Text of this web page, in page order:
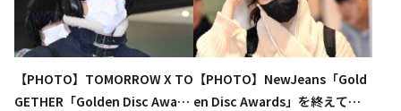
【PHOTO】TOMORROW X TO
GETHER「Golden Disc Award
【PHOTO】NewJeans「Gold
en Disc Awards」を終えて韓